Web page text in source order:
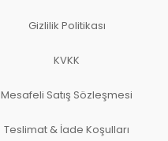
Gizlilik Politikası
KVKK
Mesafeli Satış Sözleşmesi
Teslimat & İade Koşulları